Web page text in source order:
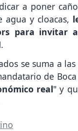
a poner
y cloacas,
para invitar
se suma a
de
real" y